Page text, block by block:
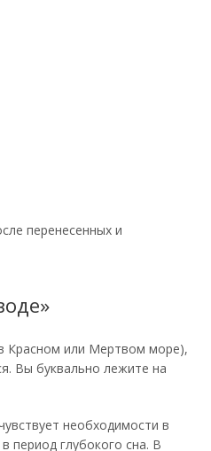
перенесенных и
Красном или Мертвом море),
Вы буквально лежите на
необходимости в
период глубокого сна. В